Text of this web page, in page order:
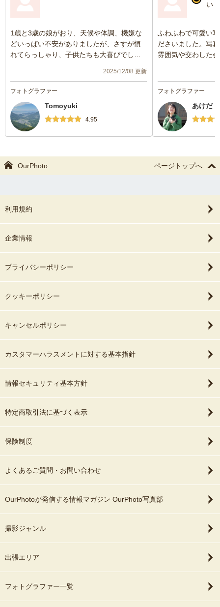
1歳と3歳の娘がおり、天候や体調、機嫌な
どいっぱい不安がありましたが、さすが慣
れてらっしゃり、子供たちも大喜びでし
2025/12/08 更新
フォトグラファー
Tomoyuki
4.95
い
ふわふわで可愛い
ださいました。写
雰囲気や交わした
見返すのが楽しみ
います。あけださ
によかったです。
などにたくさんお
す。
フォトグラファー
あけだ
OurPhoto ページトップへ
利用規約
企業情報
プライバシーポリシー
クッキーポリシー
キャンセルポリシー
カスタマーハラスメントに対する基本指針
情報セキュリティ基本方針
特定商取引法に基づく表示
保険制度
よくあるご質問・お問い合わせ
OurPhotoが発信する情報マガジン OurPhoto写真部
撮影ジャンル
出張エリア
フォトグラファー一覧